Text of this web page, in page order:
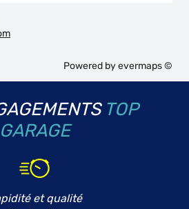
Powered byevermaps ©
TOP
GARAGE
et qualité